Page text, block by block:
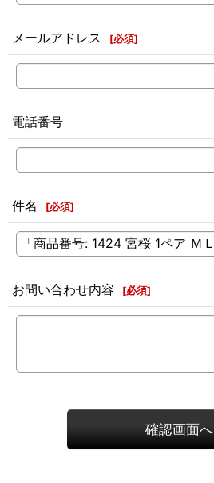
メールアドレス [必須]
電話番号
件名 [必須]
お問い合わせ内容 [必須]
確認画面へ